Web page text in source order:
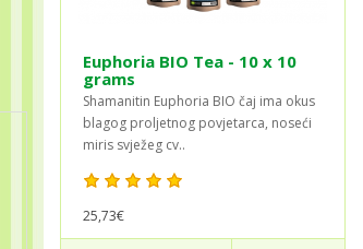
Euphoria BIO Tea - 10 x 10
grams
Shamanitin Euphoria BIO čaj ima okus
blagog proljetnog povjetarca, noseći
miris svježeg cv..
25,73€